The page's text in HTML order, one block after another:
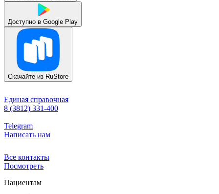
Доступно в Google Play
Скачайте из RuStore
Единая справочная
8 (3812) 331-400
Telegram
Написать нам
Все контакты
Посмотреть
Пациентам